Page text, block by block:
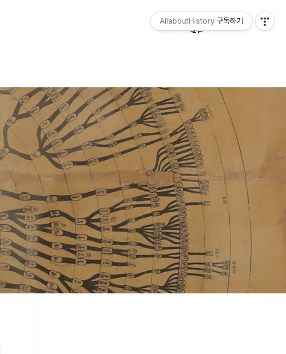
AllaboutHistory 구독하기